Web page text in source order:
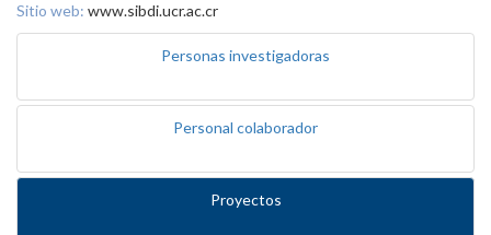
Sitio web: www.sibdi.ucr.ac.cr
Personas investigadoras
Personal colaborador
Proyectos